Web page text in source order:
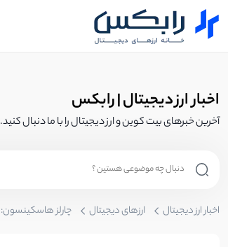
اخبار ارز دیجیتال | رابکس
آخرین خبرهای بیت کوین و ارز دیجیتال را با ما دنبال کنید.
اخبار ارز دیجیتال ارزهای دیجیتال